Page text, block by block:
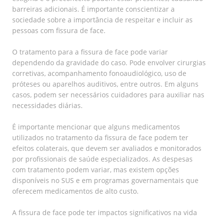
barreiras adicionais. É importante conscientizar a
sociedade sobre a importância de respeitar e incluir as
pessoas com fissura de face.
O tratamento para a fissura de face pode variar
dependendo da gravidade do caso. Pode envolver cirurgias
corretivas, acompanhamento fonoaudiológico, uso de
próteses ou aparelhos auditivos, entre outros. Em alguns
casos, podem ser necessários cuidadores para auxiliar nas
necessidades diárias.
É importante mencionar que alguns medicamentos
utilizados no tratamento da fissura de face podem ter
efeitos colaterais, que devem ser avaliados e monitorados
por profissionais de saúde especializados. As despesas
com tratamento podem variar, mas existem opções
disponíveis no SUS e em programas governamentais que
oferecem medicamentos de alto custo.
A fissura de face pode ter impactos significativos na vida